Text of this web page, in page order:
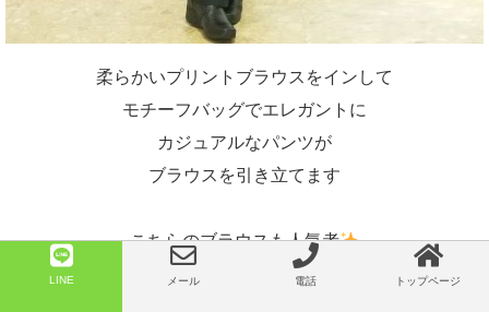
柔らかいプリントブラウスをインして
モチーフバッグでエレガントに
カジュアルなパンツが
ブラウスを引き立てます
こちらのブラウスも人気者
今日再入荷しましたので
LINE メール 電話 トップページ